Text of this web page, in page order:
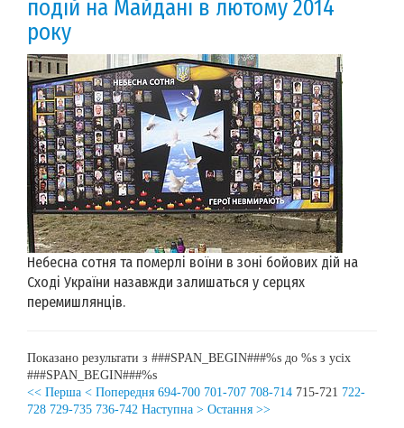
подій на Майдані в лютому 2014
року
Небесна сотня та померлі воїни в зоні бойових дій на
Сході України назавжди залишаться у серцях
перемишлянців.
Показано результати з ###SPAN_BEGIN###%s до %s з усіх
###SPAN_BEGIN###%s
<< Перша < Попередня 694-700 701-707 708-714 715-721 722-
728 729-735 736-742 Наступна > Остання >>